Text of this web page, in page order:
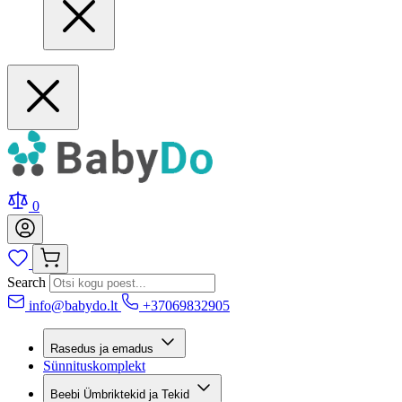
0
Search
info@babydo.lt
+37069832905
Rasedus ja emadus
Sünnituskomplekt
Beebi Ümbriktekid ja Tekid